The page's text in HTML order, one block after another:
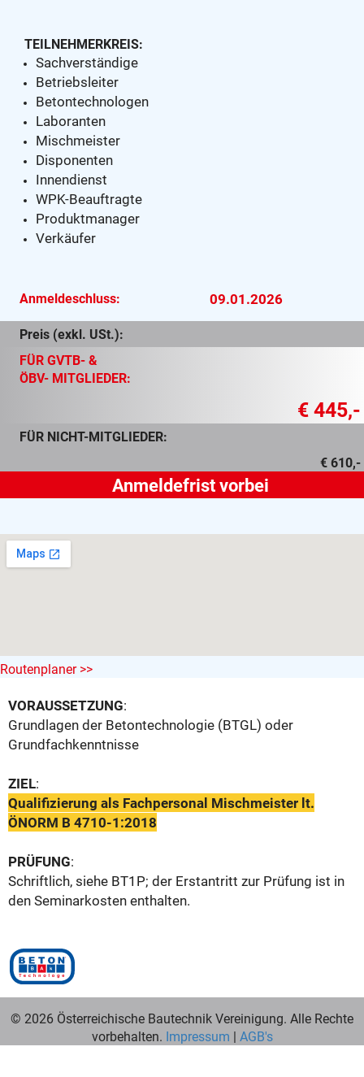
VORAUSSETZUNG:
Grundlagen der Betontechnologie (BTGL) oder
Grundfachkenntnisse
ZIEL:
Qualifizierung als Fachpersonal Mischmeister lt.
ÖNORM B 4710-1:2018
PRÜFUNG:
Schriftlich, siehe BT1P; der Erstantritt zur Prüfung ist in
den Seminarkosten enthalten.
TEILNEHMERKREIS:
Sachverständige
Betriebsleiter
Betontechnologen
Laboranten
Mischmeister
Disponenten
Innendienst
WPK-Beauftragte
Produktmanager
Verkäufer
Anmeldeschluss: 09.01.2026
Preis (exkl. USt.):
FÜR GVTB- &
ÖBV- MITGLIEDER:
€ 445,-
FÜR NICHT-MITGLIEDER:
€ 610,-
Routenplaner >>
© 2026 Österreichische Bautechnik Vereinigung. Alle Rechte
vorbehalten. Impressum | AGB's